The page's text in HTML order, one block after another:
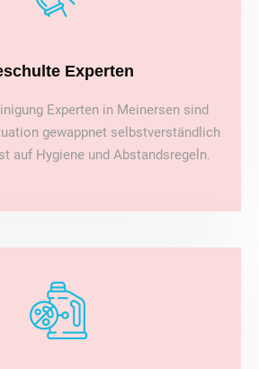
Experten
Experten in Meinersen sind
gewappnet selbstverständlich
auf Hygiene und Abstandsregeln.